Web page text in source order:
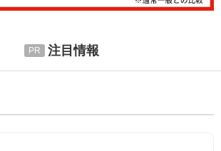
注目情報